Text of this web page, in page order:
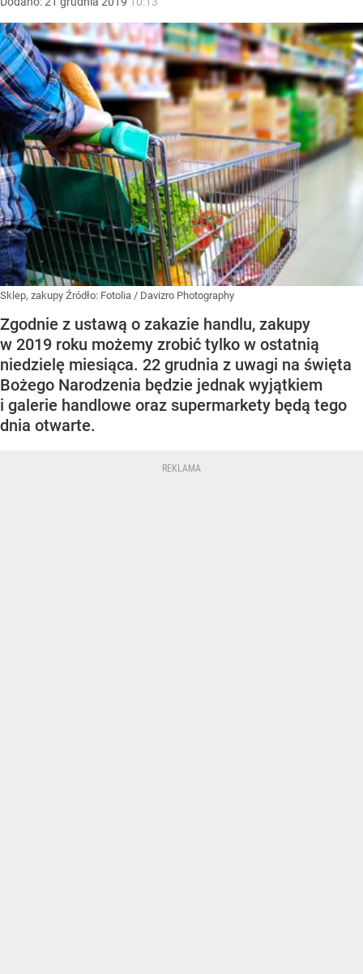
Sklep, zakupy Źródło: Fotolia / Davizro Photography
Zgodnie z ustawą o zakazie handlu, zakupy
w 2019 roku możemy zrobić tylko w ostatnią
niedzielę miesiąca. 22 grudnia z uwagi na święta
Bożego Narodzenia będzie jednak wyjątkiem
i galerie handlowe oraz supermarkety będą tego
dnia otwarte.